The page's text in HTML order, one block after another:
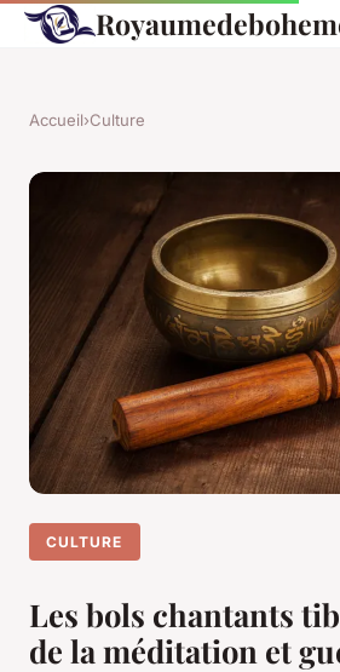
Accueil›Culture
CULTURE
Les bols chantants
de la méditation et